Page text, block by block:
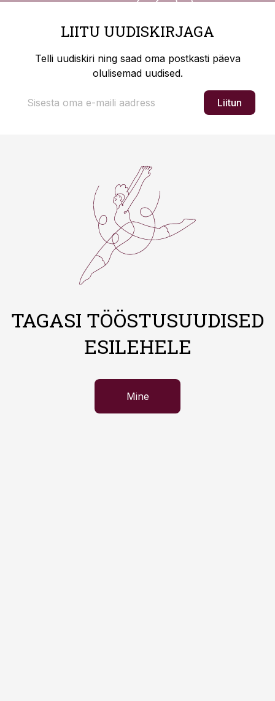
LIITU UUDISKIRJAGA
Telli uudiskiri ning saad oma postkasti päeva
olulisemad uudised.
Liitun
TAGASI TÖÖSTUSUUDISED
ESILEHELE
Mine